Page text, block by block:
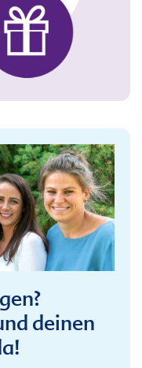
deinen